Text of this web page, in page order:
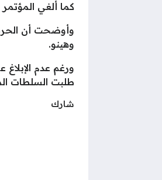
كما أُلغي
وأوضحت أن
وهينو.
ورغم عدم
طلبت السلطات
شارك